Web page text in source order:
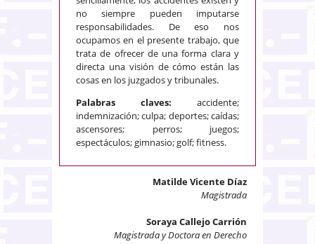
no siempre pueden imputarse
responsabilidades. De eso nos
ocupamos en el presente trabajo, que
trata de ofrecer de una forma clara y
directa una visión de cómo están las
cosas en los juzgados y tribunales.
Palabras claves: accidente;
indemnización; culpa; deportes; caídas;
ascensores; perros; juegos;
espectáculos; gimnasio; golf; fitness.
Matilde Vicente Díaz
Magistrada
Soraya Callejo Carrión
Magistrada y Doctora en Derecho